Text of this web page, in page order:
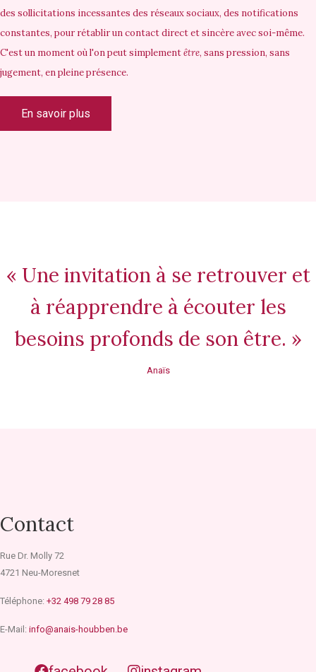
des sollicitations incessantes des réseaux sociaux, des notifications
constantes, pour rétablir un contact direct et sincère avec soi-même.
C'est un moment où l'on peut simplementêtre, sans pression, sans
jugement, en pleine présence.
En savoir plus
« Une invitation à se retrouver et
à réapprendre à écouter les
besoins profonds de son être. »
Anaïs
Contact
Rue Dr. Molly 72
4721 Neu-Moresnet
Téléphone: +32 498 79 28 85
E-Mail: info@anais-houbben.be